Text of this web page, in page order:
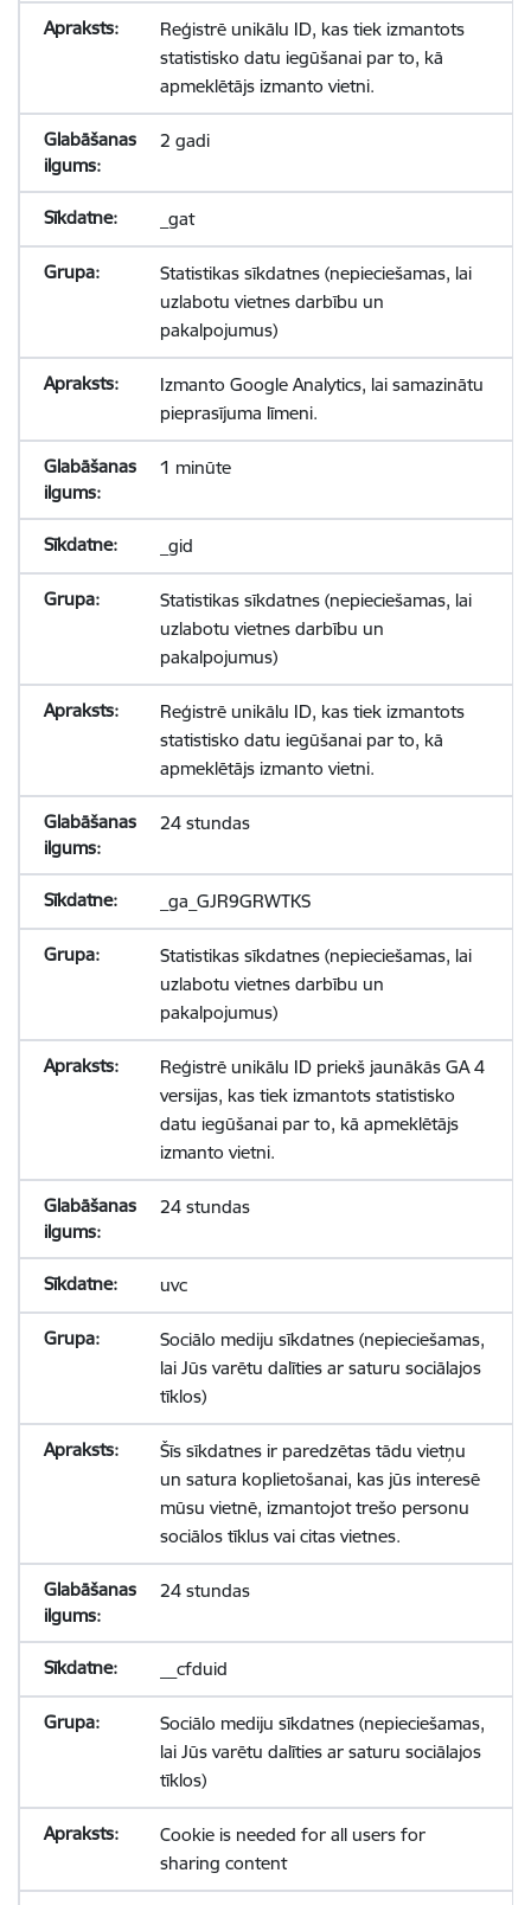
Reģistrē unikālu ID, kas tiek izmantots
statistisko datu iegūšanai par to, kā
apmeklētājs izmanto vietni.
2 gadi
_gat
Statistikas sīkdatnes (nepieciešamas, lai
uzlabotu vietnes darbību un
pakalpojumus)
Izmanto Google Analytics, lai samazinātu
pieprasījuma līmeni.
1 minūte
_gid
Statistikas sīkdatnes (nepieciešamas, lai
uzlabotu vietnes darbību un
pakalpojumus)
Reģistrē unikālu ID, kas tiek izmantots
statistisko datu iegūšanai par to, kā
apmeklētājs izmanto vietni.
24 stundas
_ga_GJR9GRWTKS
Statistikas sīkdatnes (nepieciešamas, lai
uzlabotu vietnes darbību un
pakalpojumus)
Reģistrē unikālu ID priekš jaunākās GA 4
versijas, kas tiek izmantots statistisko
datu iegūšanai par to, kā apmeklētājs
izmanto vietni.
24 stundas
uvc
Sociālo mediju sīkdatnes (nepieciešamas,
lai Jūs varētu dalīties ar saturu sociālajos
tīklos)
Šīs sīkdatnes ir paredzētas tādu vietņu
un satura koplietošanai, kas jūs interesē
mūsu vietnē, izmantojot trešo personu
sociālos tīklus vai citas vietnes.
24 stundas
__cfduid
Sociālo mediju sīkdatnes (nepieciešamas,
lai Jūs varētu dalīties ar saturu sociālajos
tīklos)
Cookie is needed for all users for
sharing content